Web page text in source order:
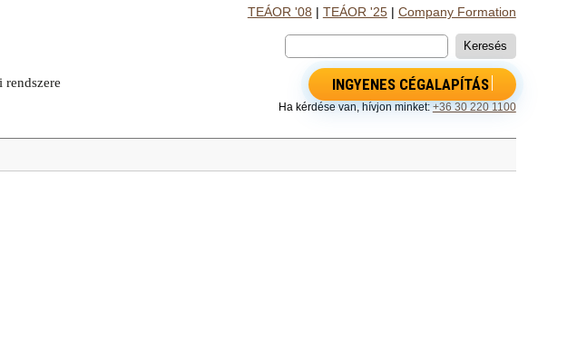
TEÁOR '08 TEÁOR '25| Company Formation
INGYENES CÉGALAPÍTÁS
Ha kérdése van, hívjon minket: +36 30 220 1100